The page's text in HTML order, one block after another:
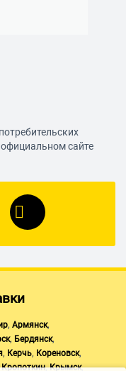
сайте
, Армянск,
, Бердянск,
, Керчь, Кореновск,
Кропоткин,Крымск,